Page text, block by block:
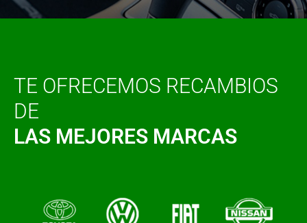
TE OFRECEMOS RECAMBIOS
DE
LAS MEJORES MARCAS